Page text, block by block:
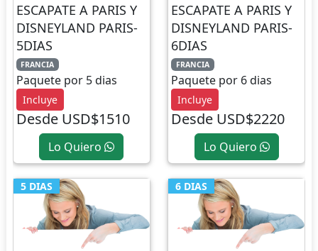
ESCAPATE A PARIS Y
DISNEYLAND PARIS-
5DIAS
FRANCIA
Paquete por 5 dias
Incluye
Desde USD$1510
Lo Quiero
ESCAPATE A PARIS Y
DISNEYLAND PARIS-
6DIAS
FRANCIA
Paquete por 6 dias
Incluye
Desde USD$2220
Lo Quiero
5 DIAS 6 DIAS